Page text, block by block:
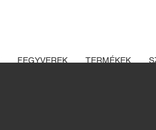
FEGYVEREK TERMÉKEK